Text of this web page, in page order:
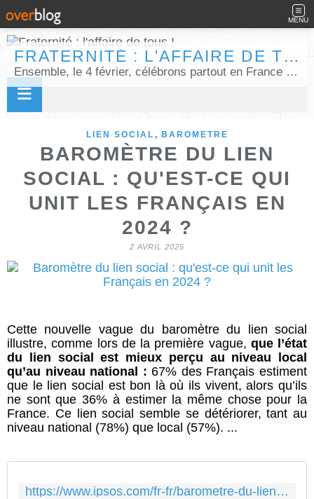
MENU
FRATERNITÉ : L'AFFAIRE DE TOUS !
Ensemble, le 4 février, célébrons partout en France la Journée internationale de la fraternité humaine !
LIEN SOCIAL , BAROMETRE
BAROMÈTRE DU LIEN
SOCIAL : QU'EST-CE QUI
UNIT LES FRANÇAIS EN
2024 ?
2 AVRIL 2025
Cette nouvelle vague du baromètre du lien social
illustre, comme lors de la première vague, que l’état
du lien social est mieux perçu au niveau local
qu’au niveau national : 67% des Français estiment
que le lien social est bon là où ils vivent, alors qu’ils
ne sont que 36% à estimer la même chose pour la
France. Ce lien social semble se détériorer, tant au
niveau national (78%) que local (57%). ...
https://www.ipsos.com/fr-fr/barometre-du-lien-social-quest-ce-qui-unit-les-francais-en-2024